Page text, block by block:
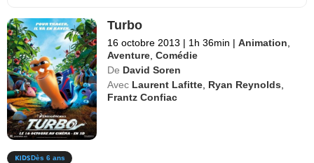
Turbo
16 octobre 2013 | 1h 36min | Animation
Aventure ,Comédie
De David Soren
Avec Laurent Lafitte Ryan Reynolds
Frantz Confiac
Dès 6 ans